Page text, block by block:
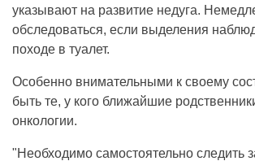
указывают на развитие недуга.
обследоваться, если выделения
походе в туалет.
Особенно внимательными к своему
быть те, у кого ближайшие
онкологии.
"Необходимо самостоятельно следить